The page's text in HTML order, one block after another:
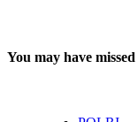
You may have missed